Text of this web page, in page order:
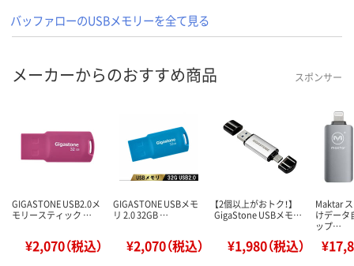
バッファローのUSBメモリーを全て見る
メーカーからのおすすめ商品 スポンサー
GIGASTONE USB2.0メ
モリースティック …
¥2,070（税込）
GIGASTONE USBメモ
リ 2.0 32GB …
¥2,070（税込）
【2個以上がおトク！】
GigaStone USBメモ…
¥1,980（税込）
Maktar
けデータ
ップ…